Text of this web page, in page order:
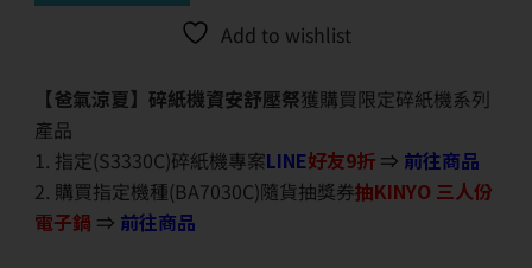
Add to wishlist
【爸氣涼夏】碎紙機資安舒壓祭獲購買限定碎紙機系列
產品
1. 指定(S3330C)碎紙機專案LINE好友9折 ⇒ 前往商品
2. 購買指定機種(BA7030C)隨貨抽獎券抽KINYO 三人份
電子鍋 ⇒ 前往商品